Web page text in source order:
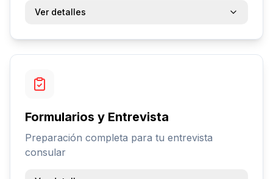
Ver detalles
Formularios y Entrevista
Preparación completa para tu entrevista
consular